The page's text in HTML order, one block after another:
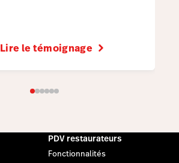
Lire le témoignage
PDV restaurateurs
Fonctionnalités